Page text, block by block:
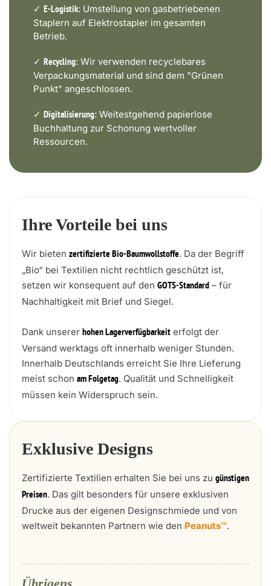
✓ E-Logistik: Umstellung von gasbetriebenen
Staplern auf Elektrostapler im gesamten
Betrieb.
✓ Recycling: Wir verwenden recyclebares
Verpackungsmaterial und sind dem "Grünen
Punkt" angeschlossen.
✓ Digitalisierung: Weitestgehend papierlose
Buchhaltung zur Schonung wertvoller
Ressourcen.
Ihre Vorteile bei uns
Wir bieten zertifizierte Bio-Baumwollstoffe. Da der Begriff
„Bio“ bei Textilien nicht rechtlich geschützt ist,
setzen wir konsequent auf den GOTS-Standard – für
Nachhaltigkeit mit Brief und Siegel.
Dank unserer hohen Lagerverfügbarkeit erfolgt der
Versand werktags oft innerhalb weniger Stunden.
Innerhalb Deutschlands erreicht Sie Ihre Lieferung
meist schon am Folgetag. Qualität und Schnelligkeit
müssen kein Widerspruch sein.
Exklusive Designs
Zertifizierte Textilien erhalten Sie bei uns zu günstigen
Preisen. Das gilt besonders für unsere exklusiven
Drucke aus der eigenen Designschmiede und von
weltweit bekannten Partnern wie den Peanuts™.